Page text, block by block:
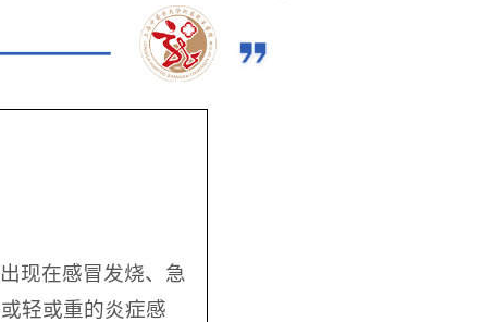
现在感冒发烧、急
轻或重的炎症感